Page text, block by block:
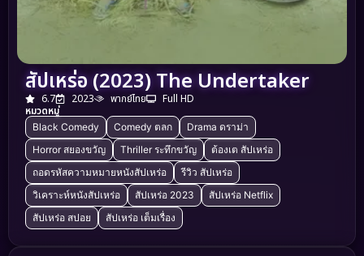
สัปเหร่อ (2023) The Undertaker
6.7 2023 พากย์ไทย
Full HD
หมวดหมู่
Black Comedy Comedy ตลก
Drama ดราม่า
Horror สยองขวัญ
Thriller ระทึกขวัญ
ต้องเต สัปเหร่อ
ถอดรหัสความหมายหนังสัปเหร่อ
รีวิว สัปเหร่อ
วิเคราะห์หนังสัปเหร่อ
สัปเหร่อ 2023
สัปเหร่อ Netflix
สัปเหร่อ สปอย
สัปเหร่อ เต็มเรื่อง